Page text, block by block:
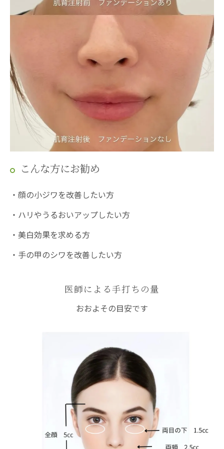
こんな方にお勧め
・顔の小ジワを改善したい方
・ハリやうるおいアップしたい方
・美白効果を求める方
・手の甲のシワを改善したい方
医師による手打ちの量
おおよその目安です